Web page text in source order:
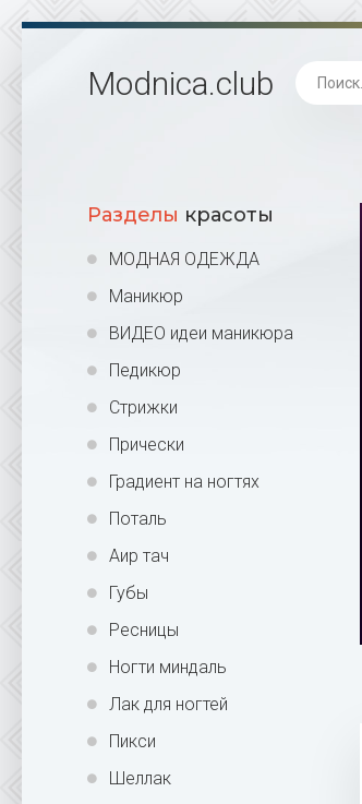
Modnica.club
Разделы красоты
МОДНАЯ ОДЕЖДА
Маникюр
ВИДЕО идеи маникюра
Педикюр
Стрижки
Прически
Градиент на ногтях
Поталь
Аир тач
Губы
Ресницы
Ногти миндаль
Лак для ногтей
Пикси
Шеллак